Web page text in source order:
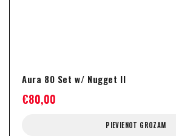
Aura 80 Set w/ Nugget II
€80,00
PIEVIENOT GROZAM